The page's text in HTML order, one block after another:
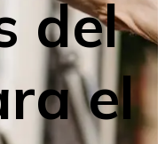
del
el